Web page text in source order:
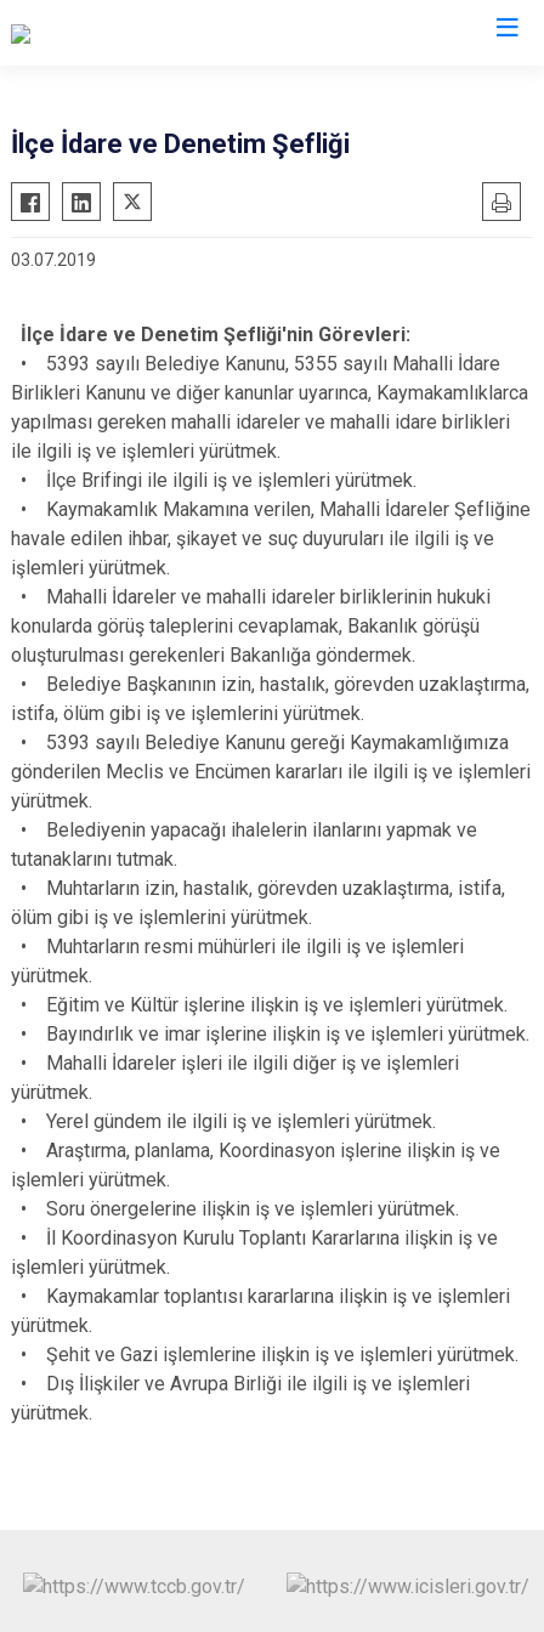
Adalar
Avcılar
Bağcılar
Bakırköy
Bayrampaşa
Beşiktaş
Beykoz
Beyoğlu
Büyükçekmece
Çatalca
Esenler
Eyüpsultan
Kağıthane
Kartal
Küçükçekmece
Maltepe
Pendik
Sarıyer
Silivri
Şişli
Zeytinburnu
Arnavutköy
Ataşehir
Beylikdüzü
Çekmeköy
Sancaktepe
Sultangazi
İlçe İdare ve Denetim Şefliği
03.07.2019
İlçe İdare ve Denetim Şefliği'nin Görevleri:
• 5393 sayılı Belediye Kanunu, 5355 sayılı Mahalli İdare
Birlikleri Kanunu ve diğer kanunlar uyarınca, Kaymakamlıklarca
yapılması gereken mahalli idareler ve mahalli idare birlikleri
ile ilgili iş ve işlemleri yürütmek.
• İlçe Brifingi ile ilgili iş ve işlemleri yürütmek.
• Kaymakamlık Makamına verilen, Mahalli İdareler Şefliğine
havale edilen ihbar, şikayet ve suç duyuruları ile ilgili iş ve
işlemleri yürütmek.
• Mahalli İdareler ve mahalli idareler birliklerinin hukuki
konularda görüş taleplerini cevaplamak, Bakanlık görüşü
oluşturulması gerekenleri Bakanlığa göndermek.
• Belediye Başkanının izin, hastalık, görevden uzaklaştırma,
istifa, ölüm gibi iş ve işlemlerini yürütmek.
• 5393 sayılı Belediye Kanunu gereği Kaymakamlığımıza
gönderilen Meclis ve Encümen kararları ile ilgili iş ve işlemleri
yürütmek.
• Belediyenin yapacağı ihalelerin ilanlarını yapmak ve
tutanaklarını tutmak.
• Muhtarların izin, hastalık, görevden uzaklaştırma, istifa,
ölüm gibi iş ve işlemlerini yürütmek.
• Muhtarların resmi mühürleri ile ilgili iş ve işlemleri
yürütmek.
• Eğitim ve Kültür işlerine ilişkin iş ve işlemleri yürütmek.
• Bayındırlık ve imar işlerine ilişkin iş ve işlemleri yürütmek.
• Mahalli İdareler işleri ile ilgili diğer iş ve işlemleri
yürütmek.
• Yerel gündem ile ilgili iş ve işlemleri yürütmek.
• Araştırma, planlama, Koordinasyon işlerine ilişkin iş ve
işlemleri yürütmek.
• Soru önergelerine ilişkin iş ve işlemleri yürütmek.
• İl Koordinasyon Kurulu Toplantı Kararlarına ilişkin iş ve
işlemleri yürütmek.
• Kaymakamlar toplantısı kararlarına ilişkin iş ve işlemleri
yürütmek.
• Şehit ve Gazi işlemlerine ilişkin iş ve işlemleri yürütmek.
• Dış İlişkiler ve Avrupa Birliği ile ilgili iş ve işlemleri
yürütmek.